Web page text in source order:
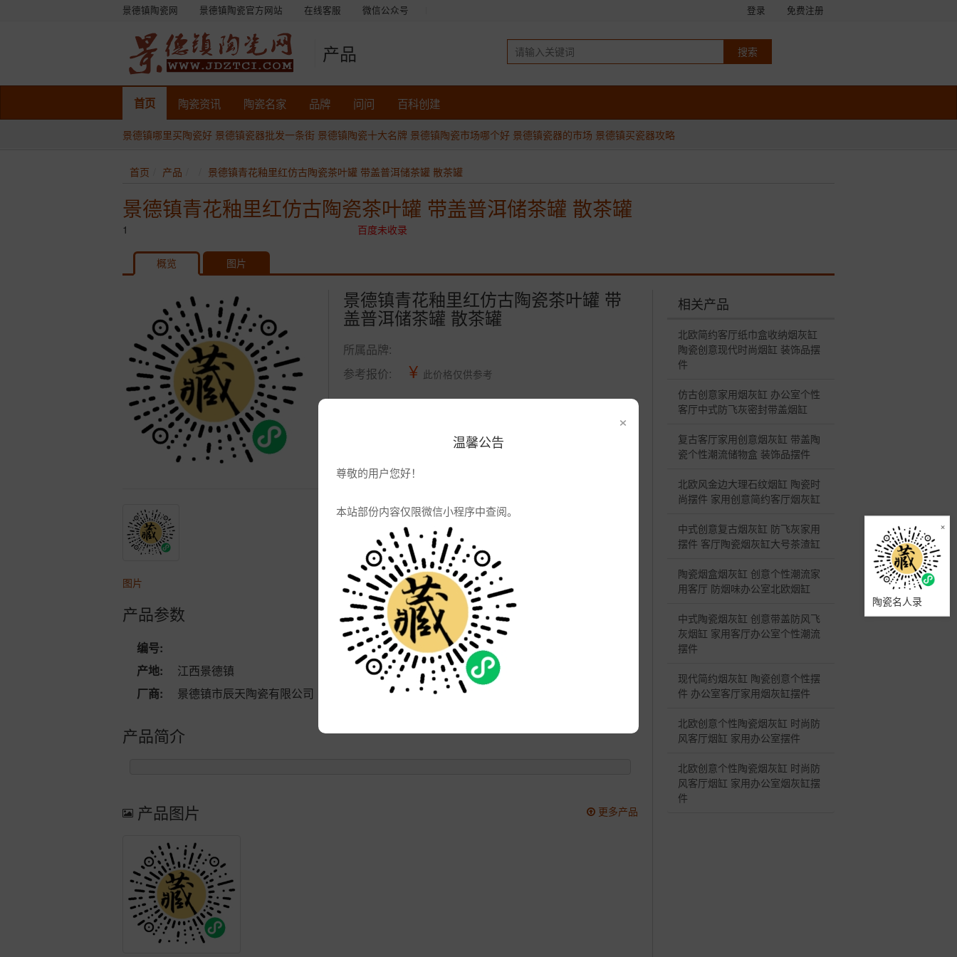
×
温馨公告
尊敬的用户您好！
本站部份内容仅限微信小程序中查阅。
景德镇陶瓷网 景德镇陶瓷官方网站 在线客服 微信公众号 登录 免费注册
产品
首页 陶瓷资讯 陶瓷名家 品牌 问问 百科创建
景德镇哪里买陶瓷好 景德镇瓷器批发一条街 景德镇陶瓷十大名牌 景德镇陶瓷市场哪个好 景德镇瓷器的市场 景德镇买瓷器攻略
×
陶瓷名人录
首页 产品 景德镇青花釉里红仿古陶瓷茶叶罐 带盖普洱储茶罐 散茶罐
景德镇青花釉里红仿古陶瓷茶叶罐 带盖普洱储茶罐 散茶罐
1 百度未收录
概览 图片
图片
景德镇青花釉里红仿古陶瓷茶叶罐 带
盖普洱储茶罐 散茶罐
所属品牌:
参考报价:
¥ 此价格仅供参考
产品参数
编号:
品牌:
产地:
江西景德镇 次数:
1950
厂商:
景德镇市辰天陶瓷有限公司 更新: 2021-05-14 17:51:01
产品简介
更多产品
产品图片
相关产品
北欧简约客厅纸巾盒收纳烟灰缸
陶瓷创意现代时尚烟缸 装饰品摆
件
仿古创意家用烟灰缸 办公室个性
客厅中式防飞灰密封带盖烟缸
复古客厅家用创意烟灰缸 带盖陶
瓷个性潮流储物盒 装饰品摆件
北欧风金边大理石纹烟缸 陶瓷时
尚摆件 家用创意简约客厅烟灰缸
中式创意复古烟灰缸 防飞灰家用
摆件 客厅陶瓷烟灰缸大号茶渣缸
陶瓷烟盒烟灰缸 创意个性潮流家
用客厅 防烟味办公室北欧烟缸
中式陶瓷烟灰缸 创意带盖防风飞
灰烟缸 家用客厅办公室个性潮流
摆件
现代简约烟灰缸 陶瓷创意个性摆
件 办公室客厅家用烟灰缸摆件
北欧创意个性陶瓷烟灰缸 时尚防
风客厅烟缸 家用办公室摆件
北欧创意个性陶瓷烟灰缸 时尚防
风客厅烟缸 家用办公室烟灰缸摆
件